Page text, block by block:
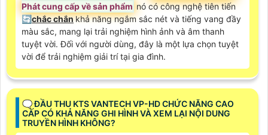
Phát cung cấp về sản phẩm nó có công nghệ tiên tiến
🔄chắc chắnkhả năng ngắm sắc nét và tiếng vang đầy
màu sắc, mang lại trải nghiệm hình ảnh và âm thanh
tuyệt vời. Đối với người dùng, đây là một lựa chọn tuyệt
vời để trải nghiệm giải trí tại gia đình.
🗨️ ĐẦU THU KTS VANTECH VP-HD CHỨC NĂNG CAO
CẤP CÓ KHẢ NĂNG GHI HÌNH VÀ XEM LẠI NỘI DUNG
TRUYỀN HÌNH KHÔNG?